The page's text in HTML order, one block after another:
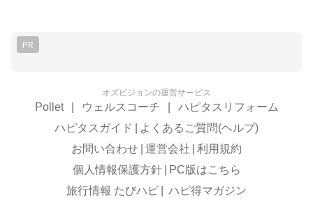
PR
オズビジョンの運営サービス
Pollet ウェルスコーチ
ハピタスリフォーム
ハピタスガイド
よくあるご質問(ヘルプ)
お問い合わせ 運営会社
利用規約
個人情報保護方針
PC版はこちら
旅行情報 たびハピ
ハピ得マガジン